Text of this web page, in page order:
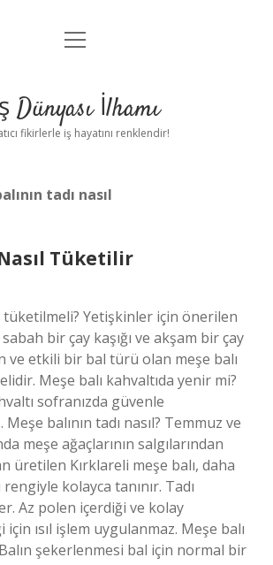
Anasayfa
Yasal Uyarı
menüyü
Dünyası İlhamı
fikirlerle iş hayatını renklendir!
tadı nasıl
Tüketilir
tüketilmeli? Yetişkinler için önerilen
sabah bir çay kaşığı ve akşam bir çay
ve etkili bir bal türü olan meşe balı
Meşe balı kahvaltıda yenir mi?
sofranızda güvenle
balının tadı nasıl? Temmuz ve
meşe ağaçlarının salgılarından
üretilen Kırklareli meşe balı, daha
rengiyle kolayca tanınır. Tadı
Az polen içerdiği ve kolay
ısıl işlem uygulanmaz. Meşe balı
şekerlenmesi bal için normal bir